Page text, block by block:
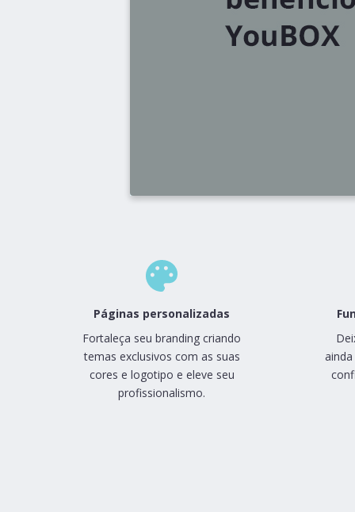
Páginas personalizadas
Fortaleça seu branding criando
temas exclusivos com as suas
cores e logotipo e eleve seu
profissionalismo.